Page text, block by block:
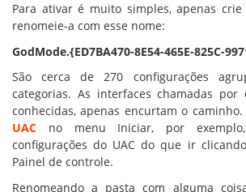
Para ativar é muito simples, apenas
renomeie-a com esse nome:
GodMode.{ED7BA470-8E54-465E-825C-
São cerca de 270 configurações
categorias. As interfaces chamadas por
conhecidas, apenas encurtam o
UAC no menu Iniciar, por
configurações do UAC do que ir
Painel de controle.
Renomeando a pasta com alguma